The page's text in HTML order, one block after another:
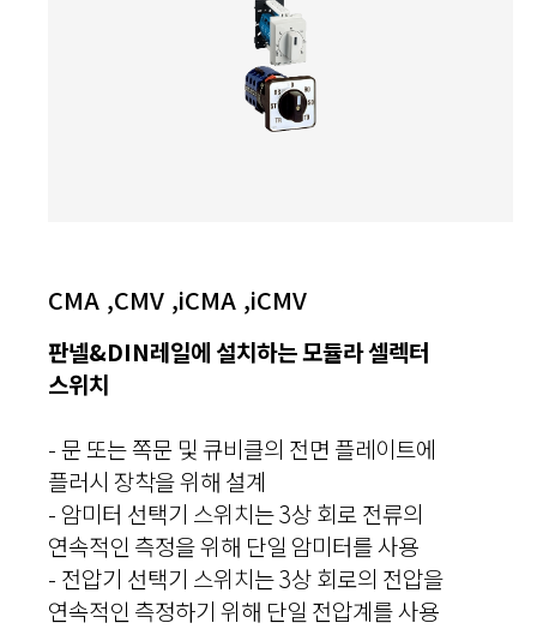
CMA ,CMV ,iCMA ,iCMV
판넬&DIN레일에 설치하는 모듈라 셀렉터
스위치
- 문 또는 쪽문 및 큐비클의 전면 플레이트에
플러시 장착을 위해 설계
- 암미터 선택기 스위치는 3상 회로 전류의
연속적인 측정을 위해 단일 암미터를 사용
- 전압기 선택기 스위치는 3상 회로의 전압을
연속적인 측정하기 위해 단일 전압계를 사용